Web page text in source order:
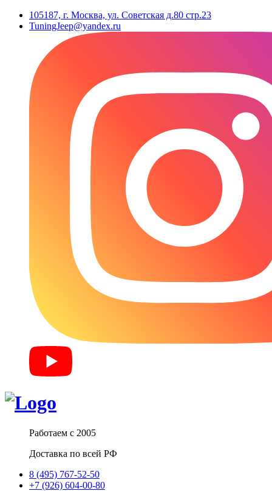
105187, г. Москва, ул. Советская д.80 стр.23
TuningJeep@yandex.ru
Работаем с 2005
Доставка по всей РФ
8 (495) 767-52-50
+7 (926) 604-00-80